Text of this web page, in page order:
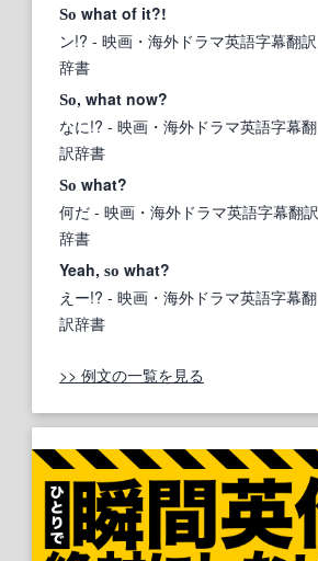
So what of it?!
ン!? - 映画・海外ドラマ英語字幕翻訳
辞書
So, what now?
なに!? - 映画・海外ドラマ英語字幕翻
訳辞書
So what?
何だ - 映画・海外ドラマ英語字幕翻訳
辞書
Yeah, so what?
えー!? - 映画・海外ドラマ英語字幕翻
訳辞書
>> 例文の一覧を見る